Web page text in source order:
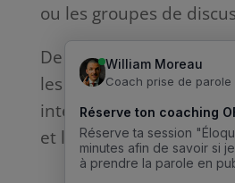
ou les groupes de
De plus, encourage
les membres, partage
intéressant et
et les partages